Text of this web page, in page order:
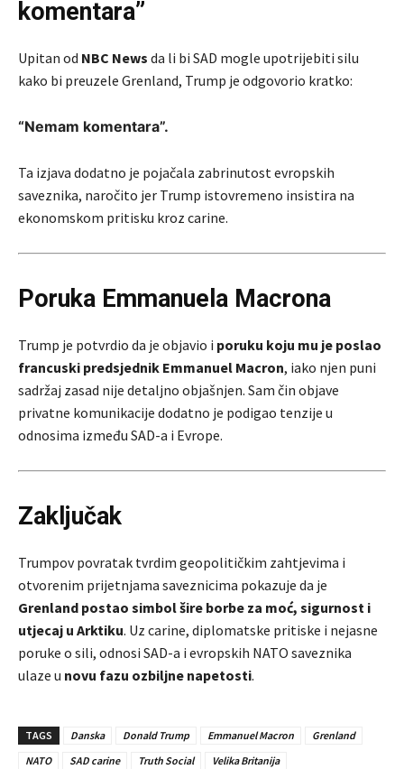
komentara”
Upitan od NBC News da li bi SAD mogle upotrijebiti silu
kako bi preuzele Grenland, Trump je odgovorio kratko:
“Nemam komentara”.
Ta izjava dodatno je pojačala zabrinutost evropskih
saveznika, naročito jer Trump istovremeno insistira na
ekonomskom pritisku kroz carine.
Poruka Emmanuela Macrona
Trump je potvrdio da je objavio i poruku koju mu je poslao
francuski predsjednik Emmanuel Macron, iako njen puni
sadržaj zasad nije detaljno objašnjen. Sam čin objave
privatne komunikacije dodatno je podigao tenzije u
odnosima između SAD-a i Evrope.
Zaključak
Trumpov povratak tvrdim geopolitičkim zahtjevima i
otvorenim prijetnjama saveznicima pokazuje da je
Grenland postao simbol šire borbe za moć, sigurnost i
utjecaj u Arktiku. Uz carine, diplomatske pritiske i nejasne
poruke o sili, odnosi SAD-a i evropskih NATO saveznika
ulaze u novu fazu ozbiljne napetosti.
TAGS Danska Donald Trump Emmanuel Macron
Grenland
NATO
SAD carine Truth Social Velika Britanija